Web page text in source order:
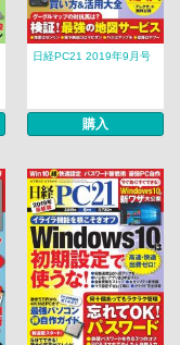
日経PC21 2019年9月号
購入